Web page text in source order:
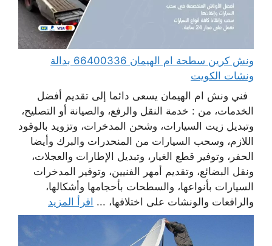
ونش كرين سطحة ام الهيمان 66400336 بدالة
ونشات الكويت
فني ونش ام الهيمان يسعى دائما إلى تقديم أفضل
الخدمات، من : خدمة النقل والرفع، والصيانة أو التصليح،
وتبديل زيت السيارات، وشحن المدخرات، وتزويد بالوقود
اللازم، وسحب السيارات من المنحدرات والبرك وأيضا
الحفر، وتوفير قطع الغيار، وتبديل الإطارات والعجلات،
ونقل البضائع، وتقديم أمهر الفنيين، وتوفير المدخرات
السيارات بأنواعها، والسطحات بأحجامها وأشكالها،
والرافعات والونشات على اختلافها، ... اقرأ المزيد